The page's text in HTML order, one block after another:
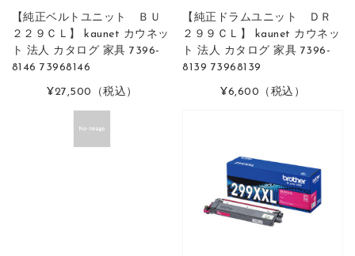
【純正ベルトユニット ＢＵ
２２９ＣＬ】 kaunet カウネッ
ト 法人 カタログ 家具 7396-
8146 73968146
¥27,500 （税込）
【純正ドラムユニット ＤＲ
２９９ＣＬ】 kaunet カウネッ
ト 法人 カタログ 家具 7396-
8139 73968139
¥6,600 （税込）